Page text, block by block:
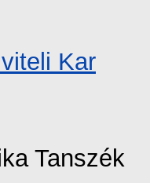
Kar
Tanszék